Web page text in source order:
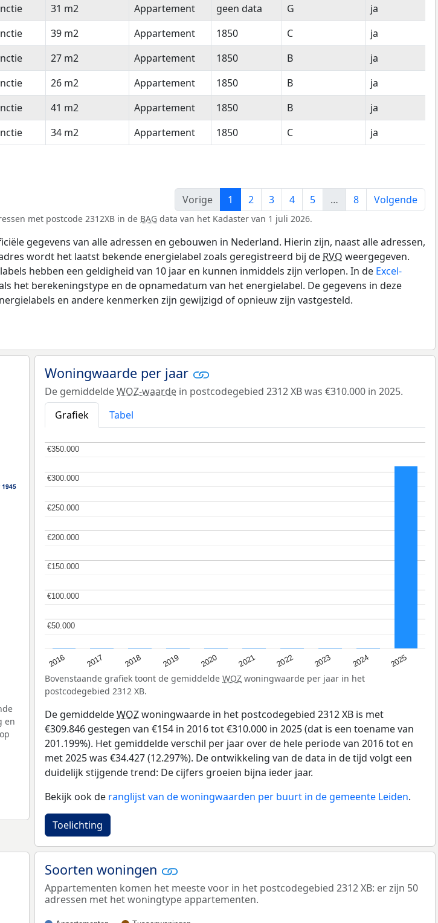
31 m2 Appartement geen data G
ja
39 m2 Appartement 1850 C
ja
27 m2 Appartement 1850 B
ja
26 m2 Appartement 1850 B
ja
41 m2 Appartement 1850 B
ja
34 m2 Appartement 1850 C ja
Vorige
1 2 3 4 5 … 8 Volgende
met postcode 2312XB in de BAG data van het Kadaster van 1 juli 2026.
gegevens van alle adressen en gebouwen in Nederland. Hierin zijn, naast alle adressen,
wordt het laatst bekende energielabel zoals geregistreerd bij de RVO weergegeven.
hebben een geldigheid van 10 jaar en kunnen inmiddels zijn verlopen. In de Excel-
het berekeningstype en de opnamedatum van het energielabel. De gegevens in deze
en andere kenmerken zijn gewijzigd of opnieuw zijn vastgesteld.
en
Woningwaarde per jaar
De gemiddeldeWOZ-waarde in postcodegebied 2312 XB was €310.000 in 2025.
Grafiek
Tabel
2016 2017 2018 2019 2020 2021 2022 2023 2024 2025
€50.000
€50.000
€100.000
€100.000
€150.000
€150.000
€200.000
€200.000
€250.000
€250.000
€300.000
€300.000
€350.000
€350.000
Bovenstaande grafiek toont de gemiddelde WOZ woningwaarde per jaar in het
postcodegebied 2312 XB.
De gemiddeldeWOZwoningwaarde in het postcodegebied 2312 XB is met
€309.846 gestegen van €154 in 2016 tot €310.000 in 2025 (dat is een toename van
201.199%). Het gemiddelde verschil per jaar over de hele periode van 2016 tot en
met 2025 was €34.427 (12.297%). De ontwikkeling van de data in de tijd volgt een
duidelijk stijgende trend: De cijfers groeien bijna ieder jaar.
Bekijk ook de ranglijst van de woningwaarden per buurt in de gemeente Leiden.
Toelichting
Soorten woningen
Appartementen komen het meeste voor in het postcodegebied 2312 XB: er zijn 50
adressen met het woningtype appartementen.